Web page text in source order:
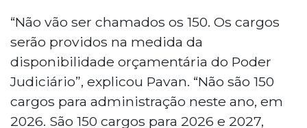
“Não vão ser chamados os 150. Os cargos
serão providos na medida da
disponibilidade orçamentária do Poder
Judiciário”, explicou Pavan. “Não são 150
cargos para administração neste ano, em
2026. São 150 cargos para 2026 e 2027,